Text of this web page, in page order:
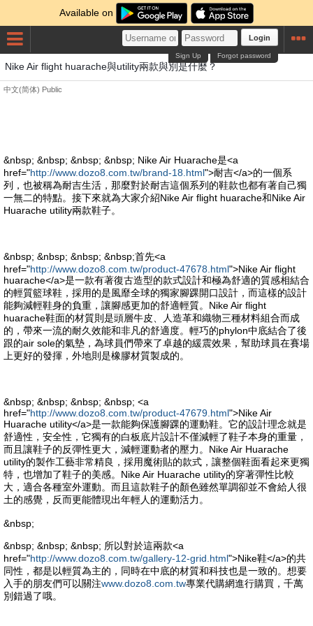
Available on
Login
Forgot password
Sign Up
Nike Air flight huarache與utility兩款與別是什麼？
中文(简体) Public
&nbsp; &nbsp; &nbsp; &nbsp; Nike Air Huarache是<a
href="http://www.dozo8.com.tw/brand-18.html">耐吉</a>的一個系
列，也被稱為耐吉生活，那麼對於耐吉這個系列的鞋款也都有著自己獨
一無二的特點。接下來就為大家介紹Nike Air flight huarache和Nike Air
Huarache utility兩款鞋子。
&nbsp; &nbsp; &nbsp; &nbsp;首先<a
href="http://www.dozo8.com.tw/product-47678.html">Nike Air flight
huarache</a>是一款有著復古造型的款式設計和極為舒適的質感相結合
的輕質籃球鞋，採用的是風靡全球的獨家腳踝開口設計，而這樣的設計
能夠減輕鞋身的負重，讓腳感更加的舒適輕質。Nike Air flight
huarache鞋面的材質則是頭層牛皮、人造革和織物三種材料組合而成
的，帶來一流的耐久效能和非凡的舒適度。輕巧的phylon中底結合了後
跟的air sole的氣墊，為球員們帶來了卓越的緩震效果，幫助球員在賽場
上更好的發揮，外地則是橡膠材質製成的。
&nbsp; &nbsp; &nbsp; &nbsp; <a
href="http://www.dozo8.com.tw/product-47679.html">Nike Air
Huarache utility</a>是一款能夠保護腳踝的運動鞋。它的設計理念就是
舒適性，安全性，它獨有的白板底片設計不僅減輕了鞋子本身的重量，
而且讓鞋子的反彈性更大，減輕運動者的壓力。Nike Air Huarache
utility的製作工藝非常精良，採用魔術貼的款式，讓整個鞋面看起來更獨
特，也增加了鞋子的美感。Nike Air Huarache utility的穿著彈性比較
大，適合各種室外運動。而且這款鞋子的顏色雖然單調卻並不會給人很
土的感覺，反而更能體現出年輕人的運動活力。
&nbsp;
&nbsp; &nbsp; &nbsp; 所以對於這兩款<a
href="http://www.dozo8.com.tw/gallery-12-grid.html">Nike鞋</a>的共
同性，都是以輕質為主的，同時在中底的材質和科技也是一致的。想要
入手的朋友們可以關注www.dozo8.com.tw專業代購網進行購買，千萬
別錯過了哦。